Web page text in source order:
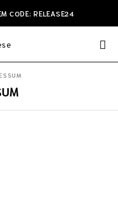
CODE: RELEASE24